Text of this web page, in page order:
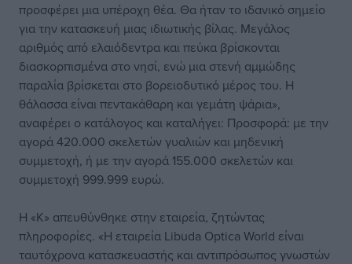
προσφέρει μια υπέροχη θέα. Θα ήταν το ιδανικό σημείο
για την κατασκευή μιας ιδιωτικής βίλας. Μεγάλος
αριθμός από ελαιόδεντρα και πεύκα βρίσκονται
διασκορπισμένα στο νησί, ενώ μια στενή αμμώδης
παραλία βρίσκεται στο βορειοδυτικό μέρος του. Η
θάλασσα είναι πεντακάθαρη και γεμάτη ψάρια»,
αναφέρει ο κατάλογος και καταλήγει: Προσφορά: με την
αγορά 420.000 σκελετών γυαλιών και μηδενική
συμμετοχή, ή με την αγορά 155.000 σκελετών και
συμμετοχή 999.999 ευρώ.
Η «Κ» απευθύνθηκε στην εταιρεία, ζητώντας
πληροφορίες. «Η εταιρεία Libuda Optica World είναι
ταυτόχρονα κατασκευαστής και αντιπρόσωπος γνωστών